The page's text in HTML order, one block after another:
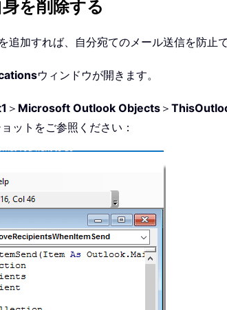
を削除する
加すれば、自分宛てのメール送信を防止
ウィンドウが開きます。
＞ Microsoft Outlook Objects ＞
ットをご参照ください：